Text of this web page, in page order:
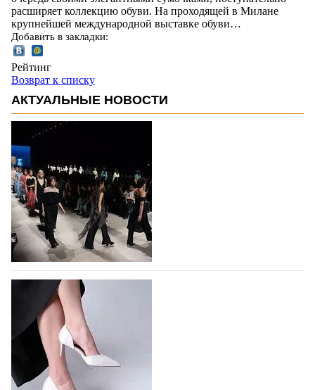
расширяет коллекцию обуви. На проходящей в Милане
крупнейшей международной выставке обуви…
Добавить в закладки:
Рейтинг
Возврат к списку
АКТУАЛЬНЫЕ НОВОСТИ
На участие в Московской неделе моды
подано 1047 заявок
На участие в седьмой Московской неделе моды,
которая пройдет в российской столице с 26 сентября
по 1 октября, уже подано 1047 заявок. Примерно